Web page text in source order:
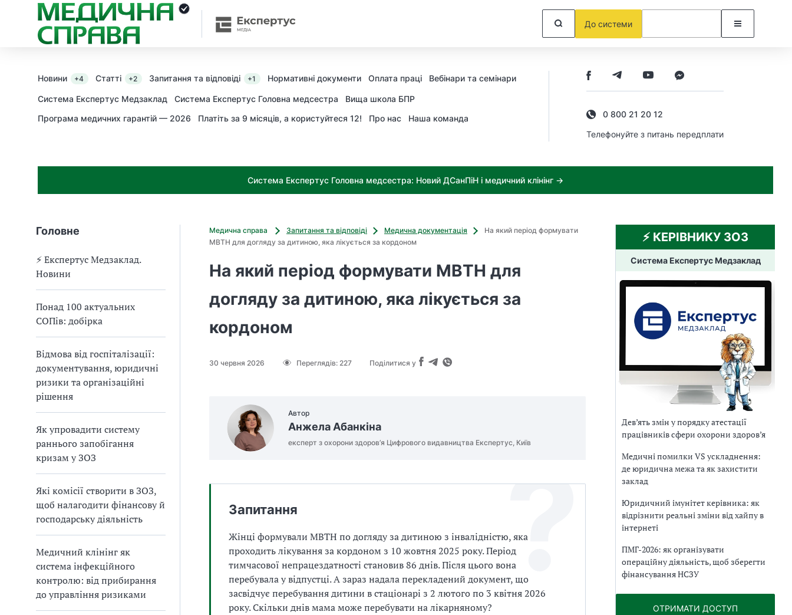
До системи
Новини +4 Статті +2 Запитання та відповіді +1 Нормативні документи Оплата праці Вебінари та семінари
Система Експертус Медзаклад Система Експертус Головна медсестра
Вища школа БПР
Програма медичних гарантій — 2026
Платіть за 9 місяців, а користуйтеся 12! Про нас Наша команда
0 800 21 20 12
Телефонуйте з питань передплати
Система Експертус Головна медсестра: Новий ДСанПіН і медичний клінінг →
Головне
⚡️ Експертус Медзаклад.
Новини
Понад 100 актуальних
СОПів: добірка
Відмова від госпіталізації:
документування, юридичні
ризики та організаційні
рішення
Як упровадити систему
раннього запобігання
кризам у ЗОЗ
Які комісії створити в ЗОЗ,
щоб налагодити фінансову й
господарську діяльність
Медичний клінінг як
система інфекційного
контролю: від прибирання
до управління ризиками
Медична справа Запитання та відповіді Медична документація
На який період формувати
МВТН для догляду за дитиною, яка лікується за кордоном
На який період формувати МВТН для
догляду за дитиною, яка лікується за
кордоном
30 червня 2026 Переглядів: 227 Поділитися у
Автор
Анжела Абанкіна
експерт з охорони здоров’я Цифрового видавництва Експертус, Київ
Запитання
Жінці формували МВТН по догляду за дитиною з інвалідністю, яка
проходить лікування за кордоном з 10 жовтня 2025 року. Період
тимчасової непрацездатності становив 86 днів. Після цього вона
перебувала у відпустці. А зараз надала перекладений документ, що
засвідчує перебування дитини в стаціонарі з 2 лютого по 3 квітня 2026
року. Скільки днів мама може перебувати на лікарняному?
⚡️ КЕРІВНИКУ ЗОЗ
Система Експертус Медзаклад
Дев’ять змін у порядку атестації
працівників сфери охорони здоров’я
Медичні помилки VS ускладнення:
де юридична межа та як захистити
заклад
Юридичний імунітет керівника: як
відрізнити реальні зміни від хайпу в
інтернеті
ПМГ-2026: як організувати
операційну діяльність, щоб зберегти
фінансування НСЗУ
ОТРИМАТИ ДОСТУП